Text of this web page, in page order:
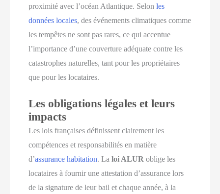
proximité avec l’océan Atlantique. Selonles
données locales, des événements climatiques comme
les tempêtes ne sont pas rares, ce qui accentue
l’importance d’une couverture adéquate contre les
catastrophes naturelles, tant pour les propriétaires
que pour les locataires.
Les obligations légales et leurs
impacts
Les lois françaises définissent clairement les
compétences et responsabilités en matière
d’assurance habitation. Laloi ALUR oblige les
locataires à fournir une attestation d’assurance lors
de la signature de leur bail et chaque année, à la